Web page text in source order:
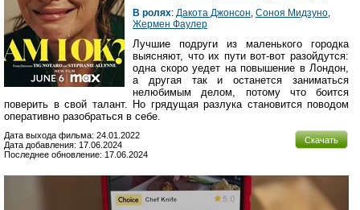
В ролях: Дакота Джонсон Соноя Мидзуно
Жермен Фаулер
Лучшие подруги из маленького городка
выясняют, что их пути вот-вот разойдутся:
одна скоро уедет на повышение в Лондон,
а другая так и останется заниматься
нелюбимым делом, потому что боится
поверить в свой талант. Но грядущая разлука становится поводом
оперативно разобраться в себе.
Скачать
Дата выхода фильма: 24.01.2022
Дата добавления: 17.06.2024
Последнее обновление: 17.06.2024